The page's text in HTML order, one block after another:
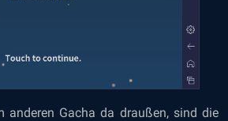
anderen Gacha da draußen, sind die